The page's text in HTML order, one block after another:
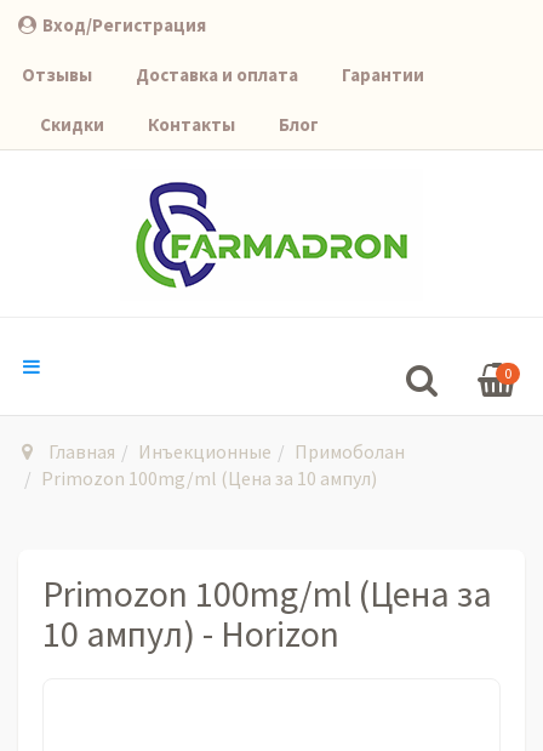
Вход/Регистрация
Отзывы Доставка и оплата Гарантии
Скидки Контакты Блог
0
Главная Инъекционные
Примоболан
Primozon 100mg/ml (Цена за 10 ампул)
Primozon 100mg/ml (Цена за
10 ампул) - Horizon